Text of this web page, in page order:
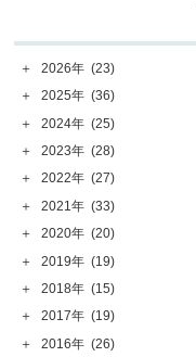
＋ 2026年 (23)
＋
2025年 (36)
＋
2024年 (25)
＋
2023年 (28)
＋
2022年 (27)
＋
2021年 (33)
＋
2020年 (20)
＋
2019年 (19)
＋
2018年 (15)
＋
2017年 (19)
＋
2016年 (26)